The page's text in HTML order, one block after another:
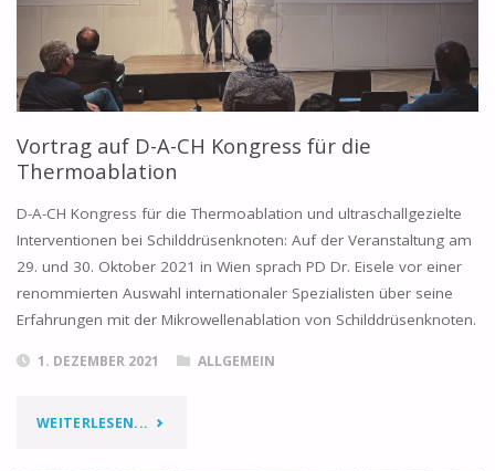
Vortrag auf D-A-CH Kongress für die
Thermoablation
D-A-CH Kongress für die Thermoablation und ultraschallgezielte
Interventionen bei Schilddrüsenknoten: Auf der Veranstaltung am
29. und 30. Oktober 2021 in Wien sprach PD Dr. Eisele vor einer
renommierten Auswahl internationaler Spezialisten über seine
Erfahrungen mit der Mikrowellenablation von Schilddrüsenknoten.
1. DEZEMBER 2021 ALLGEMEIN
WEITERLESEN...